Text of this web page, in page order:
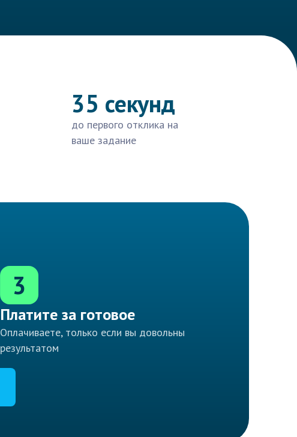
35 секунд
до первого отклика на
ваше задание
3
Платите за готовое
Оплачиваете, только если вы довольны
результатом